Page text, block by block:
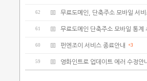
62 무료도메인, 단축주소 모바일 서
61 무료도메인 단축주소 모바일 통계
60 펀엔조이 서비스 종료안내 +3
59 영화인트로 업데이트 에러 수정안